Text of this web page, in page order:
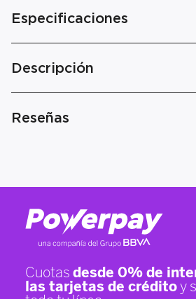
Especificaciones
Descripción
Reseñas